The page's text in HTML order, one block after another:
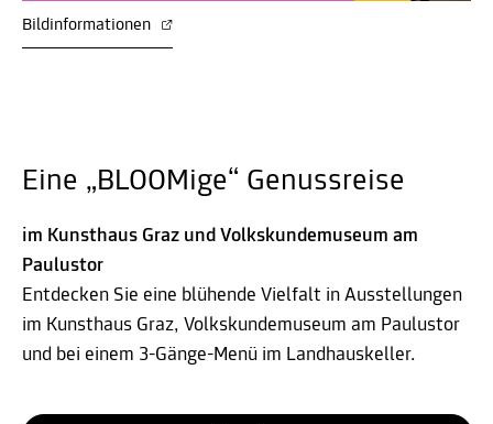
Bildinformationen
Eine „BLOOMige“ Genussreise
im Kunsthaus Graz und Volkskundemuseum am
Paulustor
Entdecken Sie eine blühende Vielfalt in Ausstellungen
im Kunsthaus Graz, Volkskundemuseum am Paulustor
und bei einem 3-Gänge-Menü im Landhauskeller.